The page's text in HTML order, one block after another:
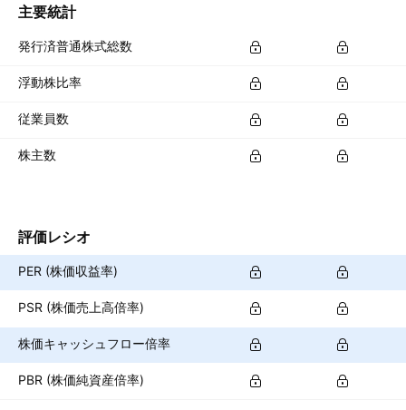
主要統計
発行済普通株式総数
浮動株比率
従業員数
株主数
評価レシオ
PER (株価収益率)
PSR (株価売上高倍率)
株価キャッシュフロー倍率
PBR (株価純資産倍率)